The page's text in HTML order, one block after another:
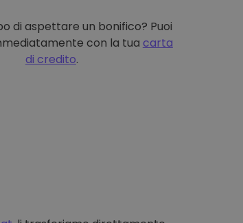
di aspettare un bonifico? Puoi
con la tua carta
di credito.